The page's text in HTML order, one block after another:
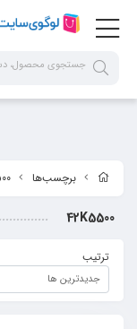
برچسب‌ها
42K5500
ترتیب